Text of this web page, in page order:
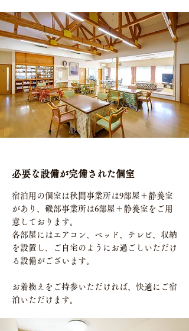
必要な設備が完備された個室
宿泊用の個室は秋間事業所は9部屋＋静養室
があり、磯部事業所は6部屋＋静養室をご用
意しております。
各部屋にはエアコン、ベッド、テレビ、収納
を設置し、ご自宅のようにお過ごしいただけ
る設備がございます。
お着換えをご持参いただければ、快適にご宿
泊いただけます。